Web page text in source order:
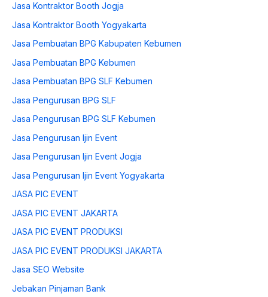
Jasa Kontraktor Booth Jogja
Jasa Kontraktor Booth Yogyakarta
Jasa Pembuatan BPG Kabupaten Kebumen
Jasa Pembuatan BPG Kebumen
Jasa Pembuatan BPG SLF Kebumen
Jasa Pengurusan BPG SLF
Jasa Pengurusan BPG SLF Kebumen
Jasa Pengurusan Ijin Event
Jasa Pengurusan Ijin Event Jogja
Jasa Pengurusan Ijin Event Yogyakarta
JASA PIC EVENT
JASA PIC EVENT JAKARTA
JASA PIC EVENT PRODUKSI
JASA PIC EVENT PRODUKSI JAKARTA
Jasa SEO Website
Jebakan Pinjaman Bank